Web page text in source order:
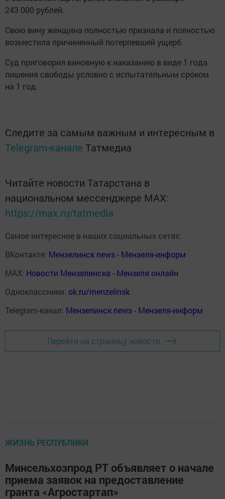
243 000 рублей.
Свою вину женщина полностью признала и полностью
возместила причиненный потерпевшей ущерб.
Суд приговорил виновную к наказанию в виде 1 года
лишения свободы условно с испытательным сроком
на 1 год.
Следите за самым важным и интересным в
Telegram-канале Татмедиа
Читайте новости Татарстана в
национальном мессенджере MАХ:
https://max.ru/tatmedia
Самое интересное в наших социальных сетях:
ВКонтакте: Мензелинск news - Мензеля-информ
MAX: Новости Мензелинска - Мензеля онлайн
Одноклассники: ok.ru/menzelinsk
Telegram-канал: Мензелинск news - Мензеля-информ
Перейти на страницу новости
ЖИЗНЬ РЕСПУБЛИКИ
Минсельхозпрод РТ объявляет о начале
приема заявок на предоставление
гранта «Агростартап»